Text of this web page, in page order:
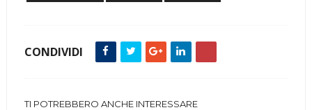
CONDIVIDI
TI POTREBBERO ANCHE INTERESSARE